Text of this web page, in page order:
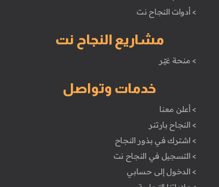
> أدوات النجاح نت
مشاريع النجاح نت
> منحة غيّر
خدمات وتواصل
> أعلن معنا
> النجاح بارتنر
> اشترك في بذور النجاح
> التسجيل في النجاح نت
> الدخول إلى حسابي